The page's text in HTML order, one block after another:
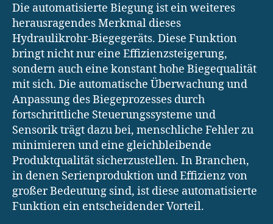
Die automatisierte Biegung ist ein weiteres
herausragendes Merkmal dieses
Hydraulikrohr-Biegegeräts. Diese Funktion
bringt nicht nur eine Effizienzsteigerung,
sondern auch eine konstant hohe Biegequalität
mit sich. Die automatische Überwachung und
Anpassung des Biegeprozesses durch
fortschrittliche Steuerungssysteme und
Sensorik trägt dazu bei, menschliche Fehler zu
minimieren und eine gleichbleibende
Produktqualität sicherzustellen. In Branchen,
in denen Serienproduktion und Effizienz von
großer Bedeutung sind, ist diese automatisierte
Funktion ein entscheidender Vorteil.